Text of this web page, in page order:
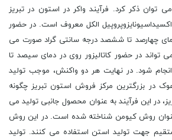
ذکر کرد. فرآیند واکر در استون در تبریز
الکل معروف است. در حضور
چهارصد تا ششصد درجه سانتی گراد صورت می
تواند در حضور کاتالیزور روی در دمای سیصد تا
شود. در نهایت هر دو واکنش، موجب تولید
در بزرگترین مرکز فروش استون تبریز چگونه
در این فرآیند به عنوان محصول جانبی تولید می
روش کیومن شناخته شده است. در این روش
جهت تولید استن استفاده می کنند. تولید